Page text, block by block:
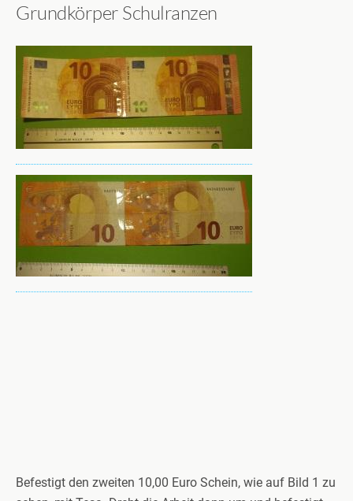
Grundkörper Schulranzen
Befestigt den zweiten 10,00 Euro Schein, wie auf Bild 1 zu